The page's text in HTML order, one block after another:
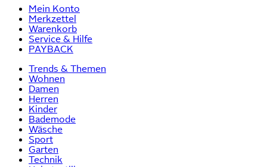
Mein Konto
Merkzettel
Warenkorb
Service & Hilfe
PAYBACK
Trends & Themen
Wohnen
Damen
Herren
Kinder
Bademode
Wäsche
Sport
Garten
Technik